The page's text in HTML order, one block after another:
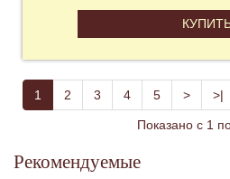
1 2 3 4 5 > >|
Показано с 1
Рекомендуемые